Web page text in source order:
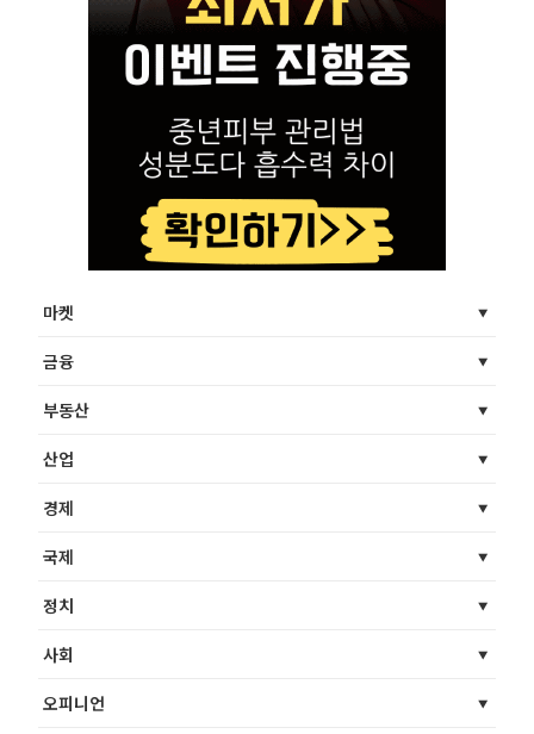
마켓
금융
부동산
산업
경제
국제
정치
사회
오피니언